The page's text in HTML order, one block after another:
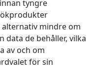
tyngre
mindre om
data de behåller, vilka
av och om
för sin